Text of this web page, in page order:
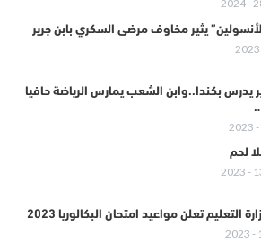
يثير مخاوف مرضى السكري بابن جرير
يدرس بكندا..وابن الشعب يمارس الرياضة حافيا
لحم
التعليم تعلن مواعيد امتحان البكالوريا 2023